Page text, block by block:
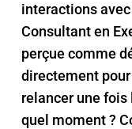
interactions
Consultant en
perçue comme
directement
relancer une
quel moment ?